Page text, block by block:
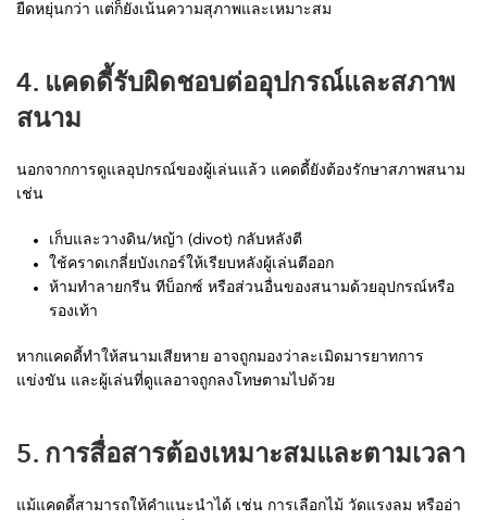
ยืดหยุ่นกว่า แต่ก็ยังเน้นความสุภาพและเหมาะสม
4. แคดดี้รับผิดชอบต่ออุปกรณ์และสภาพ
สนาม
นอกจากการดูแลอุปกรณ์ของผู้เล่นแล้ว แคดดี้ยังต้องรักษาสภาพสนาม
เช่น
เก็บและวางดิน/หญ้า (divot) กลับหลังตี
ใช้คราดเกลี่ยบังเกอร์ให้เรียบหลังผู้เล่นตีออก
ห้ามทำลายกรีน ทีบ็อกซ์ หรือส่วนอื่นของสนามด้วยอุปกรณ์หรือ
รองเท้า
หากแคดดี้ทำให้สนามเสียหาย อาจถูกมองว่าละเมิดมารยาทการ
แข่งขัน และผู้เล่นที่ดูแลอาจถูกลงโทษตามไปด้วย
5. การสื่อสารต้องเหมาะสมและตามเวลา
แม้แคดดี้สามารถให้คำแนะนำได้ เช่น การเลือกไม้ วัดแรงลม หรืออ่า